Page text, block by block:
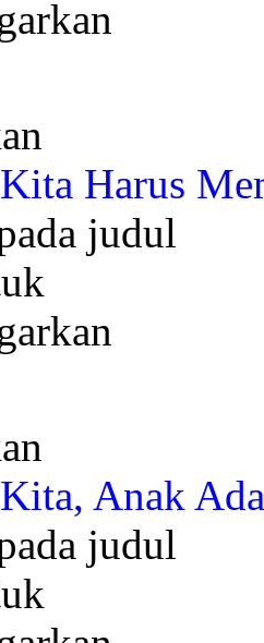
Kita Harus
Kita, Anak